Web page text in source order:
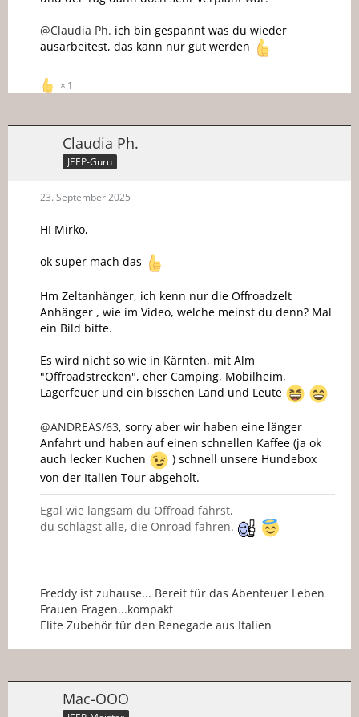
@Claudia Ph. ich bin gespannt was du wieder
ausarbeitest, das kann nur gut werden
1
Claudia Ph.
JEEP-Guru
23. September 2025
HI Mirko,
ok super mach das
Hm Zeltanhänger, ich kenn nur die Offroadzelt
Anhänger , wie im Video, welche meinst du denn? Mal
ein Bild bitte.
Es wird nicht so wie in Kärnten, mit Alm
"Offroadstrecken", eher Camping, Mobilheim,
Lagerfeuer und ein bisschen Land und Leute
@ANDREAS/63, sorry aber wir haben eine länger
Anfahrt und haben auf einen schnellen Kaffee (ja ok
auch lecker Kuchen
) schnell unsere Hundebox
von der Italien Tour abgeholt.
Egal wie langsam du Offroad fährst,
du schlägst alle, die Onroad fahren.
Freddy ist zuhause... Bereit für das Abenteuer Leben
Frauen Fragen...kompakt
Elite Zubehör für den Renegade aus Italien
Mac-OOO